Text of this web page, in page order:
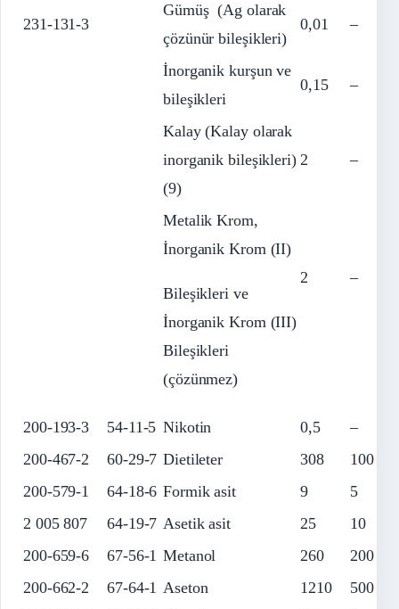
231-131-3
Gümüş (Ag olarak
çözünür bileşikleri)
0,01 –
İnorganik kurşun ve
bileşikleri
0,15 –
Kalay (Kalay olarak
inorganik bileşikleri)
(9)
2 –
Metalik Krom,
İnorganik Krom (II)
Bileşikleri ve
İnorganik Krom (III)
Bileşikleri
(çözünmez)
2 –
200-193-3 54-11-5 Nikotin 0,5
–
200-467-2
60-29-7 Dietileter 308
100
200-579-1
64-18-6 Formik asit 9
5
2 005 807
64-19-7 Asetik asit 25
10
200-659-6
67-56-1 Metanol 260
200
200-662-2
67-64-1 Aseton 1210
500